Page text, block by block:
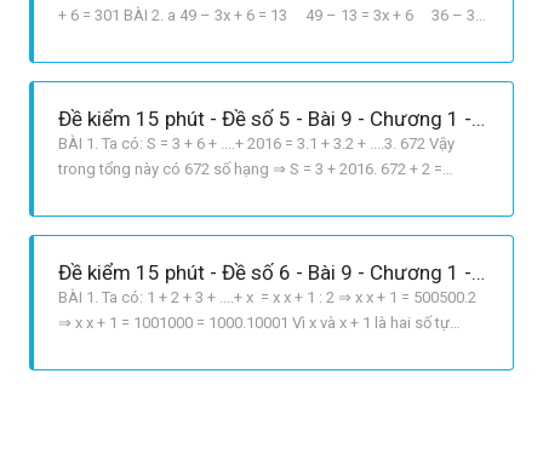
+ 6 = 301 BÀI 2. a 49 – 3x + 6 = 13 49 – 13 = 3x + 6 36 – 3x
x = 45 5x + 30 – 3x +x = 45 5 – 3 + 1 x = 45 – 30 3x = 15
Đề kiểm 15 phút - Đề số 5 - Bài 9 - Chương 1 - Đại số 6
BÀI 1. Ta có: S = 3 + 6 + ....+ 2016 = 3.1 + 3.2 + ....3. 672 Vậy
trong tổng này có 672 số hạng ⇒ S = 3 + 2016. 672 + 2 =
79 có tận cùng là 7 Cách khác: 79 = 4035 3607 ⇒ 79 + 3 có
Đề kiểm 15 phút - Đề số 6 - Bài 9 - Chương 1 - Đại số 6
BÀI 1. Ta có: 1 + 2 + 3 + ....+ x = x x + 1 : 2 ⇒ x x + 1 = 500500.2
⇒ x x + 1 = 1001000 = 1000.10001 Vì x và x + 1 là hai số tự
74 – 1 = 7n 2401 – 1 = 7n.2400 Ta có: 2400 chia hết cho 30 ⇒